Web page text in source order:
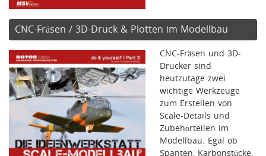
CNC-Fräsen / 3D-Druck & Plotten im Modellbau
CNC-Fräsen und 3D-
Drucker sind
heutzutage zwei
wichtige Werkzeuge
zum Erstellen von
Scale-Details und
Zubehörteilen im
Modellbau. Egal ob
Spanten, Karbonstücke,